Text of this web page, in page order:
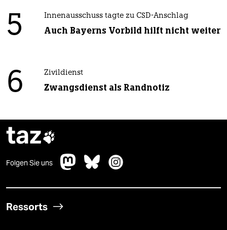
5 Innenausschuss tagte zu CSD-Anschlag
Auch Bayerns Vorbild hilft nicht weiter
6 Zivildienst
Zwangsdienst als Randnotiz
taz
Folgen Sie uns
Ressorts